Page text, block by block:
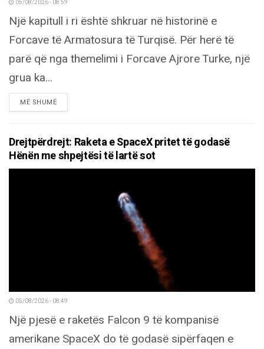
05/08/2026 - 08:59
Një kapitull i ri është shkruar në historinë e
Forcave të Armatosura të Turqisë. Për herë të
parë që nga themelimi i Forcave Ajrore Turke, një
grua ka...
MË SHUMËDETAILS
Drejtpërdrejt: Raketa e SpaceX pritet të godasë
Hënën me shpejtësi të lartë sot
05/08/2026 - 08:49
Një pjesë e raketës Falcon 9 të kompanisë
amerikane SpaceX do të godasë sipërfaqen e